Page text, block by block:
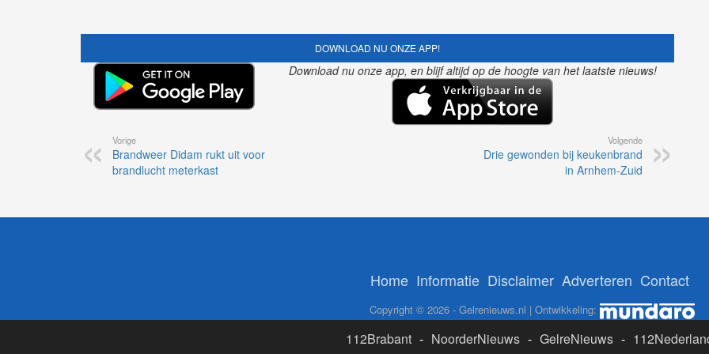
DOWNLOAD NU ONZE APP!
Download nu onze app, en blijf altijd op de hoogte van het laatste nieuws!
Vorige
Brandweer Didam rukt uit voor
brandlucht meterkast
Volgende
Drie gewonden bij keukenbrand
in Arnhem-Zuid
Home Informatie Disclaimer Adverteren Contact
Copyright © 2026 - Gelrenieuws.nl | Ontwikkeling:
112Brabant - NoorderNieuws - GelreNieuws -